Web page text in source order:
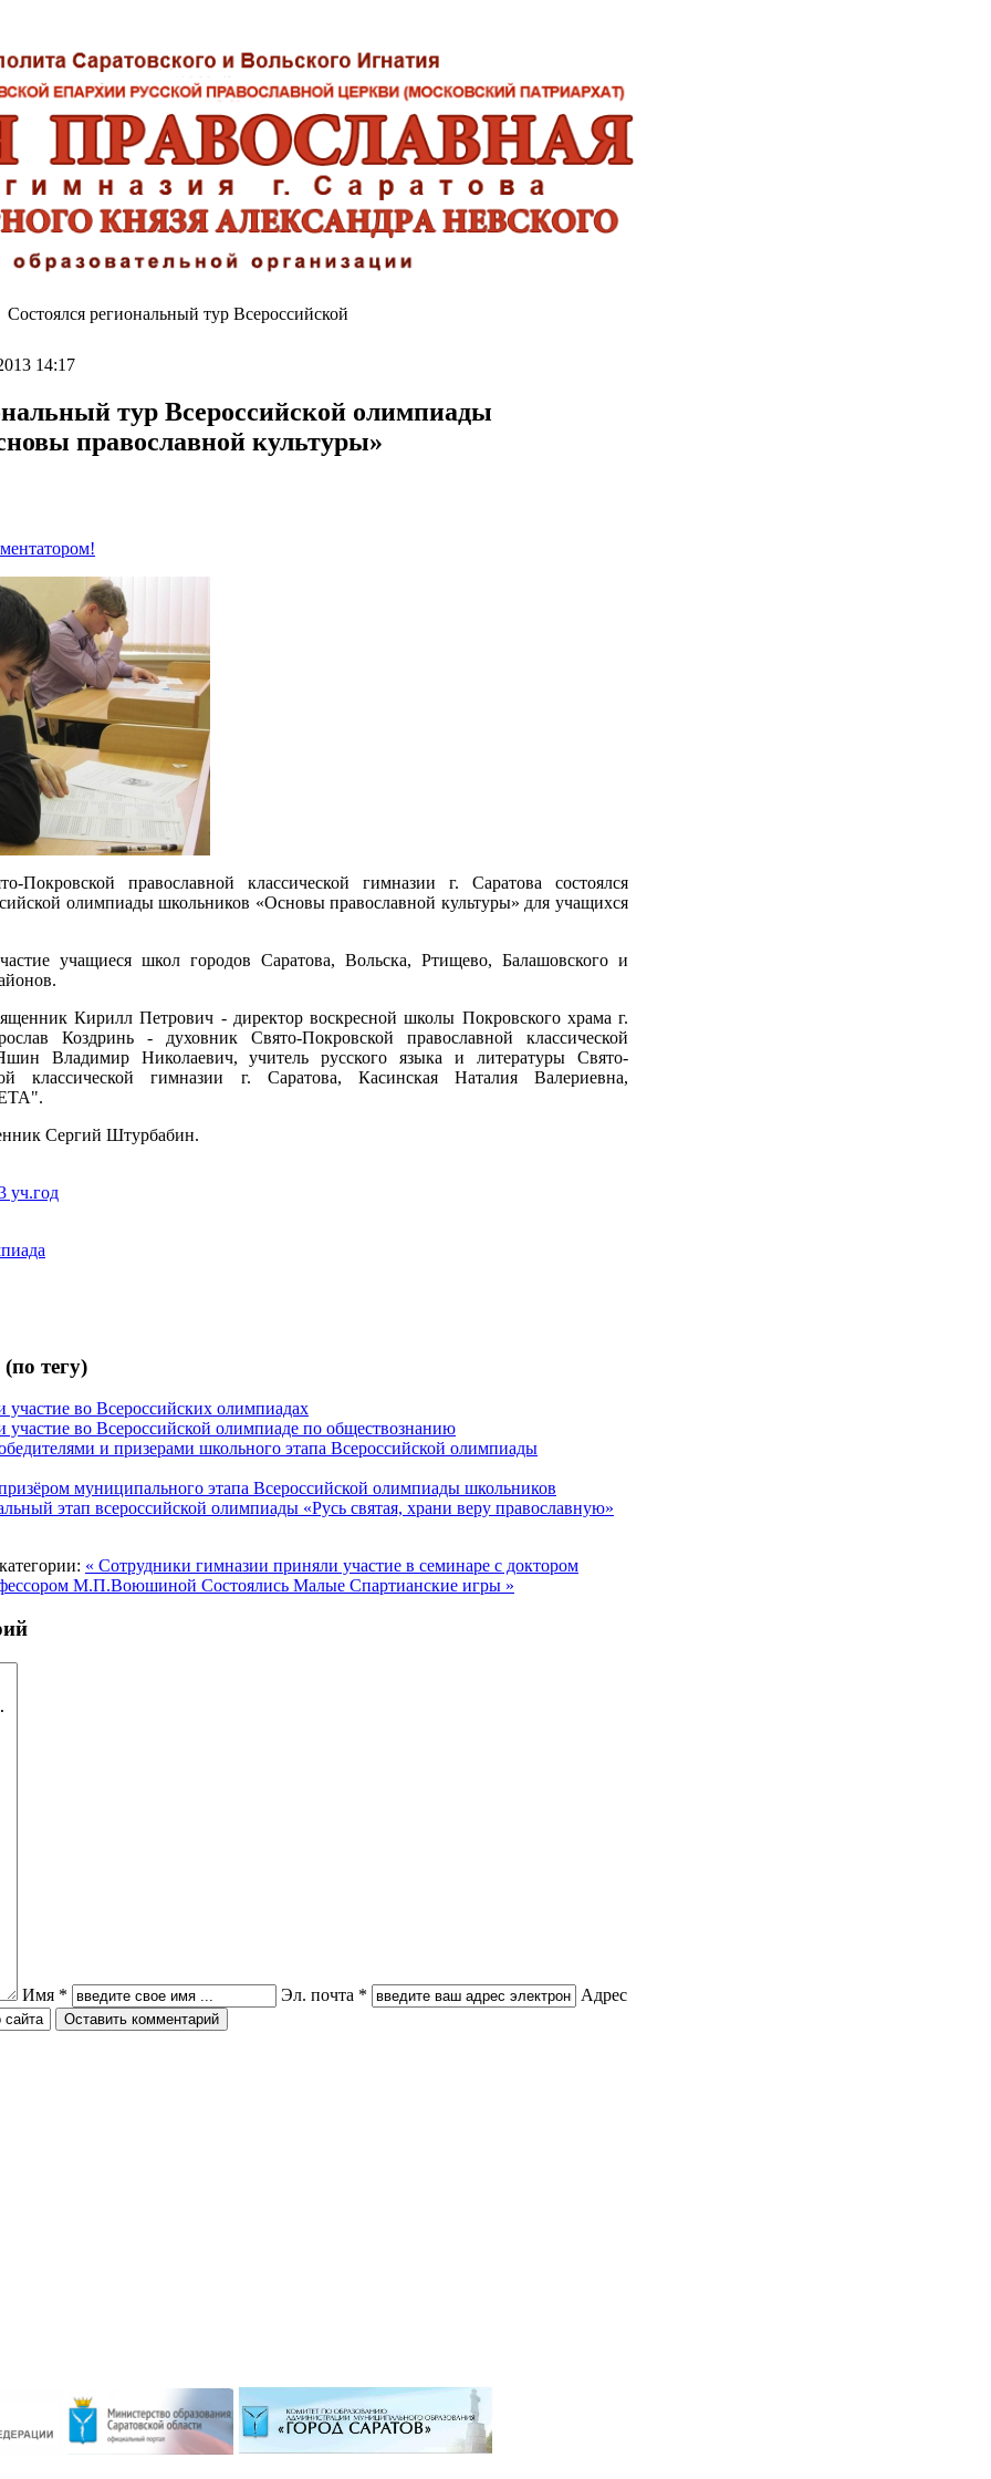
Состоялся региональный тур Всероссийской
ушу
»
VI Межрегионального
творческого онлайн-конкурса «На
Волжских рубежах»
14:17
тур Всероссийской олимпиады
православной культуры»
Покровской православной классической гимназии г. Саратова состоялся
олимпиады школьников «Основы православной культуры» для учащихся
учащиеся школ городов Саратова, Вольска, Ртищево, Балашовского и
Кирилл Петрович - директор воскресной школы Покровского храма г.
Коздринь - духовник Свято-Покровской православной классической
Владимир Николаевич, учитель русского языка и литературы Свято-
классической гимназии г. Саратова, Касинская Наталия Валериевна,
Сергий Штурбабин.
уч.год
тегу)
участие во Всероссийских олимпиадах
участие во Всероссийской олимпиаде по обществознанию
и призерами школьного этапа Всероссийской олимпиады
муниципального этапа Всероссийской олимпиады школьников
этап всероссийской олимпиады «Русь святая, храни веру православную»
« Сотрудники гимназии приняли участие в семинаре с доктором
М.П.Воюшиной Состоялись Малые Спартианские игры »
Имя * Эл. почта *
Адрес